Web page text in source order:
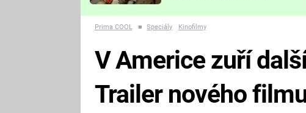
nejvíc zvednou tep?
Prima COOL ■ Speciály Kinofilmy
V Americe zuří
Trailer nového